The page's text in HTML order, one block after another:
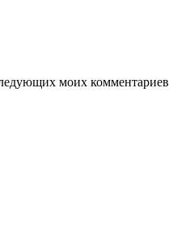
моих комментариев.